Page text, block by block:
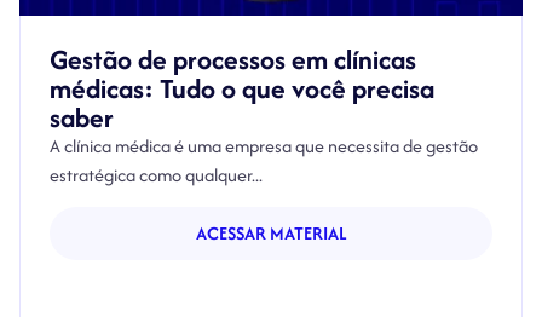
Gestão de processos em clínicas
médicas: Tudo o que você precisa
saber
A clínica médica é uma empresa que necessita de gestão
estratégica como qualquer...
ACESSAR MATERIAL